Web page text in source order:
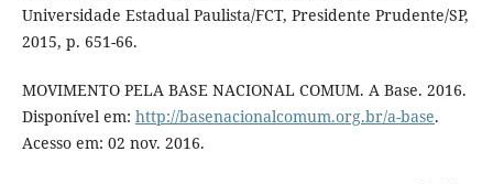
Universidade Estadual Paulista/FCT, Presidente Prudente/SP,
2015, p. 651-66.
MOVIMENTO PELA BASE NACIONAL COMUM. A Base. 2016.
Disponível em: http://basenacionalcomum.org.br/a-base.
Acesso em: 02 nov. 2016.